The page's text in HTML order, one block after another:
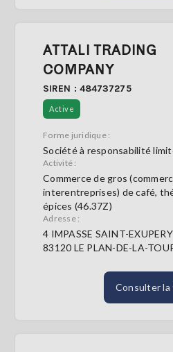
ATTALI TRADING
COMPANY
SIREN : 484737275
Active
Forme juridique :
Société à responsabilité
Activité :
Commerce de gros
interentreprises) de café,
épices (46.37Z)
Adresse :
4 IMPASSE SAINT-EXUPERY
83120 LE PLAN-DE-LA-
Consulter la